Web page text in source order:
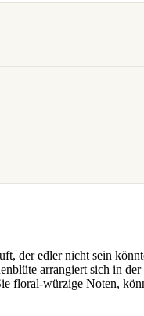
der edler nicht sein
arrangiert sich in
floral-würzige Noten,